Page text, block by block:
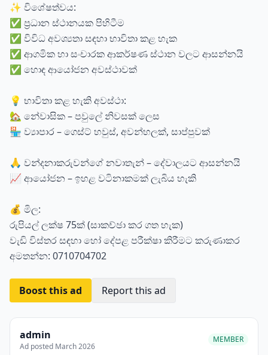
✨ විශේෂත්වය:
✅ ප්‍රධාන ස්ථානයක පිහිටීම
✅ විවිධ අවශ්‍යතා සඳහා භාවිතා කළ හැක
✅ ආගමික හා සංචාරක ආකර්ෂණ ස්ථාන වලට ආසන්නයි
✅ හොඳ ආයෝජන අවස්ථාවක්
💡 භාවිතා කළ හැකි අවස්ථා:
🏡 නේවාසික – පවුලේ නිවසක් ලෙස
🏪 ව්‍යාපාර – ගෙස්ට් හවුස්, අවන්හලක්, සාප්පුවක්
🙏 වන්දනාකරුවන්ගේ නවාතැන් – දේවාලයට ආසන්නයි
📈 ආයෝජන – ඉහළ වටිනාකමක් ලැබිය හැකි
💰 මිල:
රුපියල් ලක්ෂ 75ක් (සාකච්ඡා කර ගත හැක)
වැඩි විස්තර සඳහා හෝ දේපළ පරීක්ෂා කිරීමට කරුණාකර
අමතන්න: 0710704702
Boost this ad Report this ad
admin
Ad posted March 2026
MEMBER